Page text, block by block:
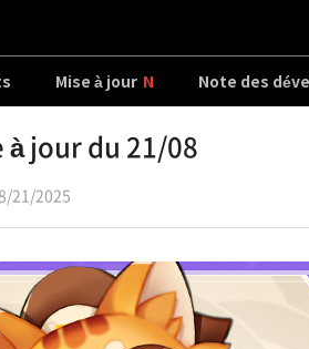
Mise à jour Note des
jour du 21/08
21/2025